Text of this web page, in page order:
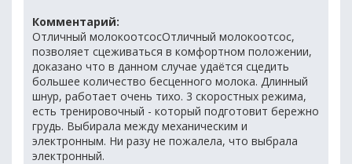
Комментарий:
Отличный молокоотсосОтличный молокоотсос,
позволяет сцеживаться в комфортном положении,
доказано что в данном случае удаётся сцедить
большее количество бесценного молока. Длинный
шнур, работает очень тихо. 3 скоростных режима,
есть тренировочный - который подготовит бережно
грудь. Выбирала между механическим и
электронным. Ни разу не пожалела, что выбрала
электронный.